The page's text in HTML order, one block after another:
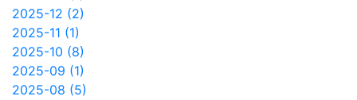
2025-12 (2)
2025-11 (1)
2025-10 (8)
2025-09 (1)
2025-08 (5)